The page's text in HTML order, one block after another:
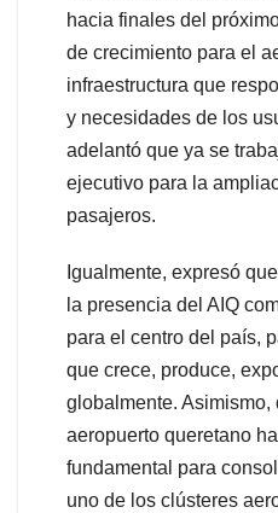
hacia finales del
de crecimiento para el
infraestructura que
y necesidades de los
adelantó que ya se
ejecutivo para la
pasajeros.
Igualmente, expresó
la presencia del AIQ
para el centro del país,
que crece, produce,
globalmente. Asimismo,
aeropuerto queretano
fundamental para
uno de los clústeres